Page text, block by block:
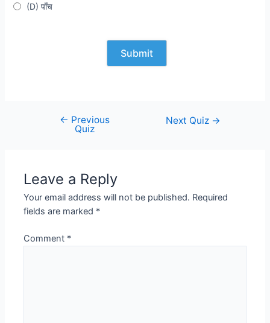
(D) पाँच
navigation
← Previous
Quiz
Next Quiz →
Leave a Reply
Your email address will not be published. Required
fields are marked *
Comment *